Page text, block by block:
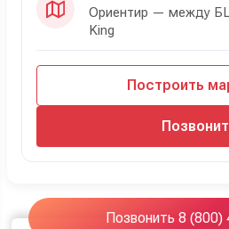
Ориентир — между
King
Построить
Позвонить 8 (800)